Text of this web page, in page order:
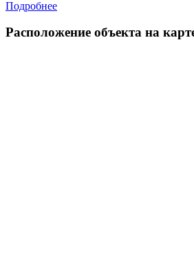
Подробнее
Расположение объекта на